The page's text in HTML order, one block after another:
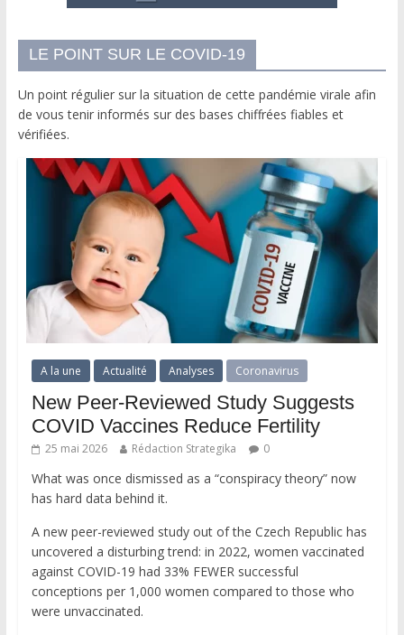
LE POINT SUR LE COVID-19
Un point régulier sur la situation de cette pandémie virale afin
de vous tenir informés sur des bases chiffrées fiables et
vérifiées.
A la une Actualité Analyses Coronavirus
New Peer-Reviewed Study Suggests
COVID Vaccines Reduce Fertility
25 mai 2026 Rédaction Strategika 0
What was once dismissed as a “conspiracy theory” now
has hard data behind it.
A new peer-reviewed study out of the Czech Republic has
uncovered a disturbing trend: in 2022, women vaccinated
against COVID-19 had 33% FEWER successful
conceptions per 1,000 women compared to those who
were unvaccinated.